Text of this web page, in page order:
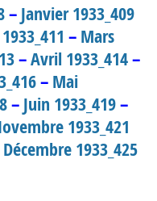
– Janvier 1933_409
– Mars
–Avril 1933_414–
– Mai
– Juin 1933_419–
1933_421
Décembre 1933_425